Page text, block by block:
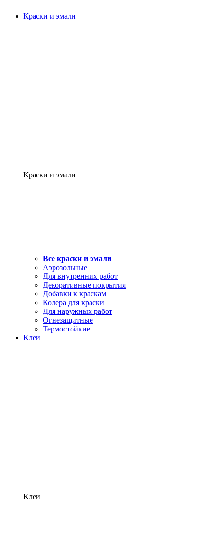
Краски и эмали
Краски и эмали
Все краски и эмали
Аэрозольные
Для внутренних работ
Декоративные покрытия
Добавки к краскам
Колера для краски
Для наружных работ
Огнезащитные
Термостойкие
Клеи
Клеи